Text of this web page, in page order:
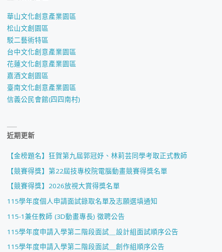
華山文化創意產業園區
松山文創園區
駁二藝術特區
台中文化創意產業園區
花蓮文化創意產業園區
嘉酒文創園區
臺南文化創意產業園區
信義公民會館(四四南村)
近期更新
【金榜題名】狂賀第九屆郭冠妤、林莉芸同學考取正式教師
【競賽得獎】第22屆技專校院電腦動畫競賽得獎名單
【競賽得獎】2026放視大賞得獎名單
115學年度個人申請面試錄取名單及志願選填通知
115-1兼任教師 (3D動畫專長) 徵聘公告
115學年度申請入學第二階段面試＿設計組面試順序公告
115學年度申請入學第二階段面試＿創作組順序公告